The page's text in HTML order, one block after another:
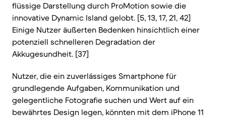
flüssige Darstellung durch ProMotion sowie die
innovative Dynamic Island gelobt. [5, 13, 17, 21, 42]
Einige Nutzer äußerten Bedenken hinsichtlich einer
potenziell schnelleren Degradation der
Akkugesundheit. [37]
Nutzer, die ein zuverlässiges Smartphone für
grundlegende Aufgaben, Kommunikation und
gelegentliche Fotografie suchen und Wert auf ein
bewährtes Design legen, könnten mit dem iPhone 11